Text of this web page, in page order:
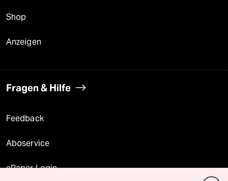
Shop
Anzeigen
Fragen & Hilfe
Feedback
Aboservice
ePaper Login